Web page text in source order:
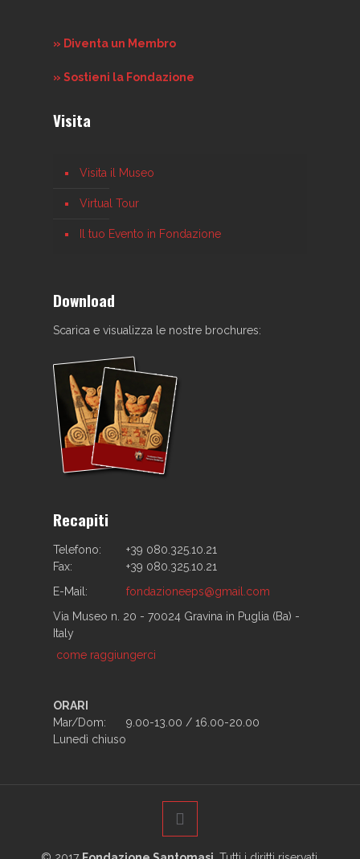
» Diventa un Membro
» Sostieni la Fondazione
Visita
Visita il Museo
Virtual Tour
Il tuo Evento in Fondazione
Download
Scarica e visualizza le nostre brochures:
Recapiti
Telefono:
+39 080.325.10.21
Fax:
+39 080.325.10.21
E-Mail:
fondazioneeps@gmail.com
Via Museo n. 20 - 70024 Gravina in Puglia (Ba) -
Italy
come raggiungerci
ORARI
Mar/Dom:
9.00-13.00 / 16.00-20.00
Lunedì chiuso